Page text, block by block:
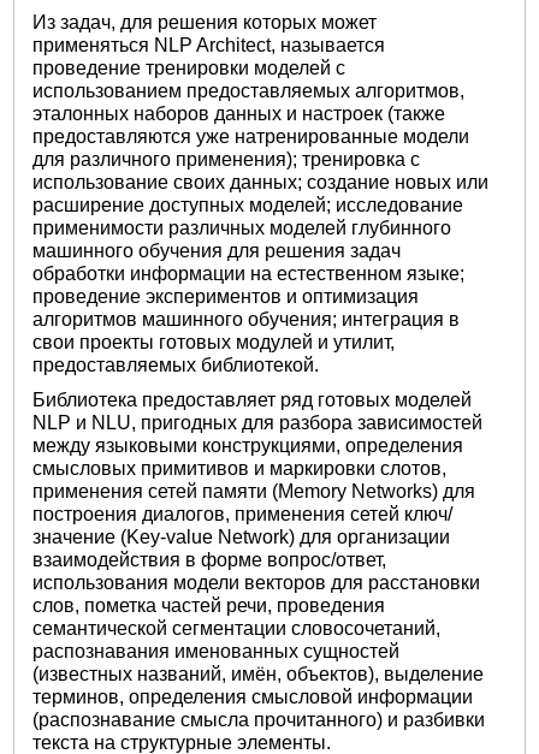
Из задач, для решения которых может
применяться NLP Architect, называется
проведение тренировки моделей с
использованием предоставляемых алгоритмов,
эталонных наборов данных и настроек (также
предоставляются уже натренированные модели
для различного применения); тренировка с
использование своих данных; создание новых или
расширение доступных моделей; исследование
применимости различных моделей глубинного
машинного обучения для решения задач
обработки информации на естественном языке;
проведение экспериментов и оптимизация
алгоритмов машинного обучения; интеграция в
свои проекты готовых модулей и утилит,
предоставляемых библиотекой.
Библиотека предоставляет ряд готовых моделей
NLP и NLU, пригодных для разбора зависимостей
между языковыми конструкциями, определения
смысловых примитивов и маркировки слотов,
применения сетей памяти (Memory Networks) для
построения диалогов, применения сетей ключ/
значение (Key-value Network) для организации
взаимодействия в форме вопрос/ответ,
использования модели векторов для расстановки
слов, пометка частей речи, проведения
семантической сегментации словосочетаний,
распознавания именованных сущностей
(известных названий, имён, объектов), выделение
терминов, определения смысловой информации
(распознавание смысла прочитанного) и разбивки
текста на структурные элементы.